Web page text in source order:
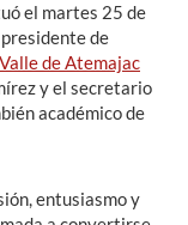
el martes 25 de
de
de Atemajac
y el secretario
académico de
entusiasmo y